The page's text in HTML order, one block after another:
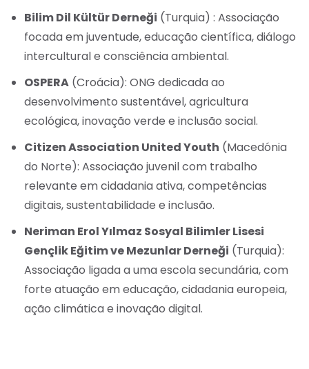
Bilim Dil Kültür Derneği (Turquia) : Associação
focada em juventude, educação científica, diálogo
intercultural e consciência ambiental.
OSPERA (Croácia): ONG dedicada ao
desenvolvimento sustentável, agricultura
ecológica, inovação verde e inclusão social.
Citizen Association United Youth (Macedónia
do Norte): Associação juvenil com trabalho
relevante em cidadania ativa, competências
digitais, sustentabilidade e inclusão.
Neriman Erol Yılmaz Sosyal Bilimler Lisesi
Gençlik Eğitim ve Mezunlar Derneği (Turquia):
Associação ligada a uma escola secundária, com
forte atuação em educação, cidadania europeia,
ação climática e inovação digital.